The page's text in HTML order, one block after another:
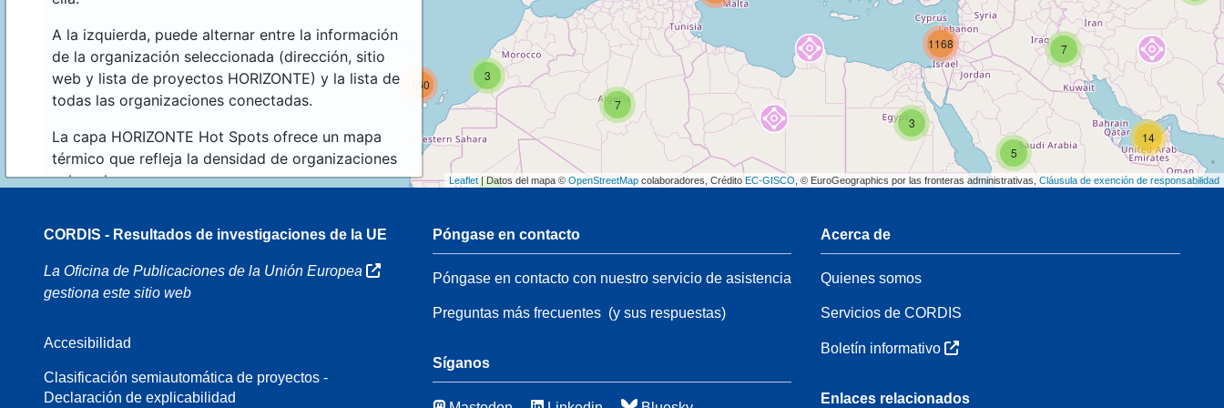
A la izquierda, puede alternar entre la información
de la organización seleccionada (dirección, sitio
web y lista de proyectos HORIZONTE) y la lista de
todas las organizaciones conectadas.
La capa HORIZONTE Hot Spots ofrece un mapa
térmico que refleja la densidad de organizaciones
sobre el mapa.
16
2
108
14
2
7
3
160
3
5
7
1168
Leaflet | Datos del mapa © OpenStreetMap colaboradores, Crédito EC-GISCO , © EuroGeographics por las fronteras administrativas, Cláusula de exención de responsabilidad
CORDIS - Resultados de investigaciones de la UE
La Oficina de Publicaciones de la Unión Europea
gestiona este sitio web
Accesibilidad
Clasificación semiautomática de proyectos -
Declaración de explicabilidad
Póngase en contacto
Póngase en contacto con nuestro servicio de asistencia
Preguntas más frecuentes(y sus respuestas)
Síganos
Acerca de
Quienes somos
Servicios de CORDIS
Boletín informativo
Enlaces relacionados